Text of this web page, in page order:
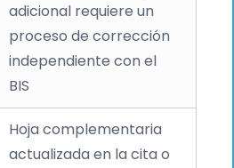
adicional requiere un
proceso de corrección
independiente con el
BIS
Hoja complementaria
actualizada en la cita o